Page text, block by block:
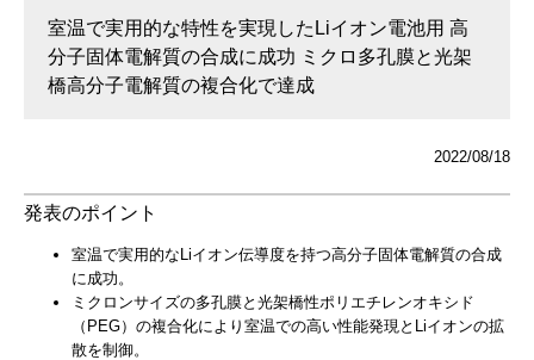
室温で実用的な特性を実現したLiイオン電池用 高
分子固体電解質の合成に成功 ミクロ多孔膜と光架
橋高分子電解質の複合化で達成
2022/08/18
発表のポイント
室温で実用的なLiイオン伝導度を持つ高分子固体電解質の合成
に成功。
ミクロンサイズの多孔膜と光架橋性ポリエチレンオキシド
（PEG）の複合化により室温での高い性能発現とLiイオンの拡
散を制御。